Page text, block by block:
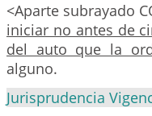
<Aparte subrayado
iniciar no antes de
del auto que la
alguno.
Jurisprudencia